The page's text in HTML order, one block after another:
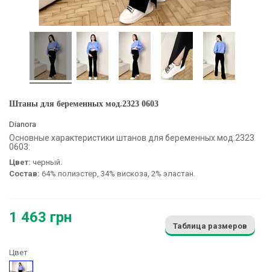
Штаны для беременных мод.2323 0603
Dianora
Основные характеристики штанов для беременных мод.2323
0603:
Цвет: черный.
Состав: 64% полиэстер, 34% вискоза, 2% эластан.
1 463 грн
Таблица размеров
Цвет
Черный